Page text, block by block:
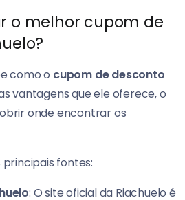
o melhor cupom de
como o cupom de desconto
vantagens que ele oferece, o
onde encontrar os
fontes:
: O site oficial da Riachuelo é